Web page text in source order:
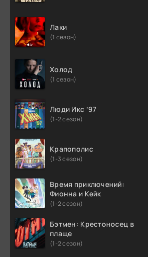
Лаки
(1 сезон)
Холод
(1 сезон)
Люди Икс ’97
(1-2 сезон)
Крапополис
(1-3 сезон)
Время приключений:
Фионна и Кейк
(1-2 сезон)
Бэтмен: Крестоносец в
плаще
(1-2 сезон)